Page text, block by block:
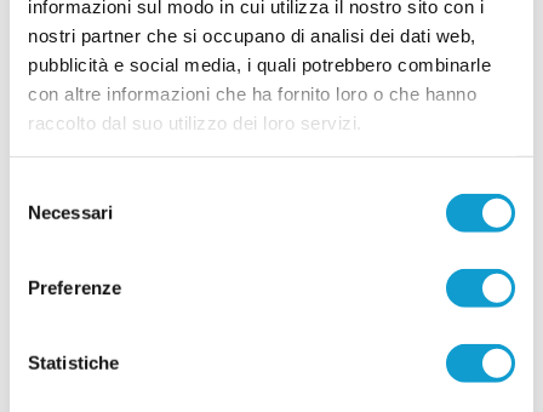
informazioni sul modo in cui utilizza il nostro sito con i
nostri partner che si occupano di analisi dei dati web,
pubblicità e social media, i quali potrebbero combinarle
con altre informazioni che ha fornito loro o che hanno
raccolto dal suo utilizzo dei loro servizi.
delNecessari
Preferenze
Statistiche
27/07/2026
L'OSIMANA fa chiarezza su iscrizione,
cessione e futuro della società
Con un comunicato ufficiale, la USD Osimana
voci circolate nelle ultime settimane sul futuro del
al prossimo campionato di Eccellenza, aggiorna
Vai all'edizione provinciale